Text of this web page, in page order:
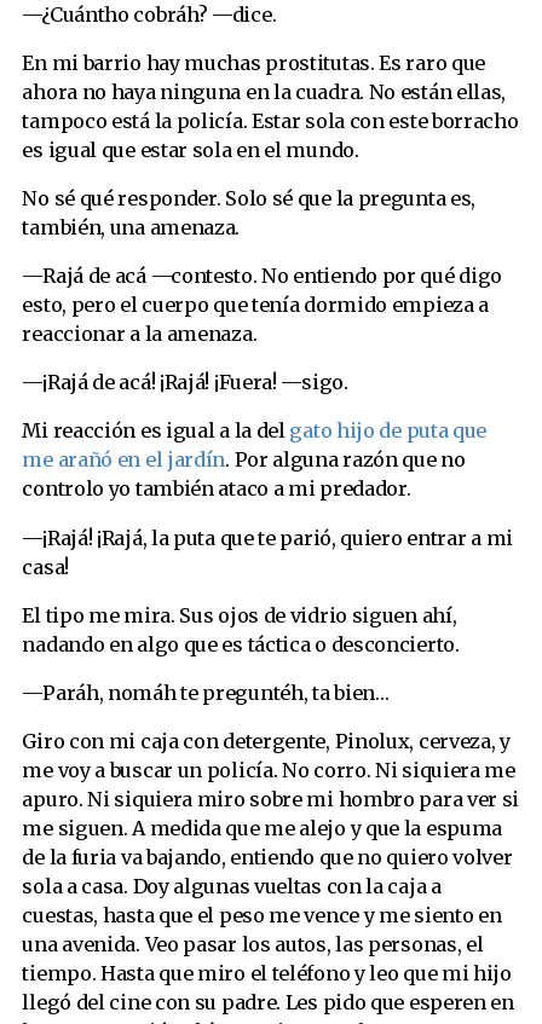
—¿Cuántho cobráh? —dice.
En mi barrio hay muchas prostitutas. Es raro que
ahora no haya ninguna en la cuadra. No están ellas,
tampoco está la policía. Estar sola con este borracho
es igual que estar sola en el mundo.
No sé qué responder. Solo sé que la pregunta es,
también, una amenaza.
—Rajá de acá —contesto. No entiendo por qué digo
esto, pero el cuerpo que tenía dormido empieza a
reaccionar a la amenaza.
—¡Rajá de acá! ¡Rajá! ¡Fuera! —sigo.
Mi reacción es igual a la del gato hijo de puta que
me arañó en el jardín. Por alguna razón que no
controlo yo también ataco a mi predador.
—¡Rajá! ¡Rajá, la puta que te parió, quiero entrar a mi
casa!
El tipo me mira. Sus ojos de vidrio siguen ahí,
nadando en algo que es táctica o desconcierto.
—Paráh, nomáh te preguntéh, ta bien…
Giro con mi caja con detergente, Pinolux, cerveza, y
me voy a buscar un policía. No corro. Ni siquiera me
apuro. Ni siquiera miro sobre mi hombro para ver si
me siguen. A medida que me alejo y que la espuma
de la furia va bajando, entiendo que no quiero volver
sola a casa. Doy algunas vueltas con la caja a
cuestas, hasta que el peso me vence y me siento en
una avenida. Veo pasar los autos, las personas, el
tiempo. Hasta que miro el teléfono y leo que mi hijo
llegó del cine con su padre. Les pido que esperen en